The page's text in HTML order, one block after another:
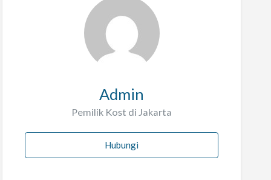
Admin
Pemilik Kost di Jakarta
Hubungi